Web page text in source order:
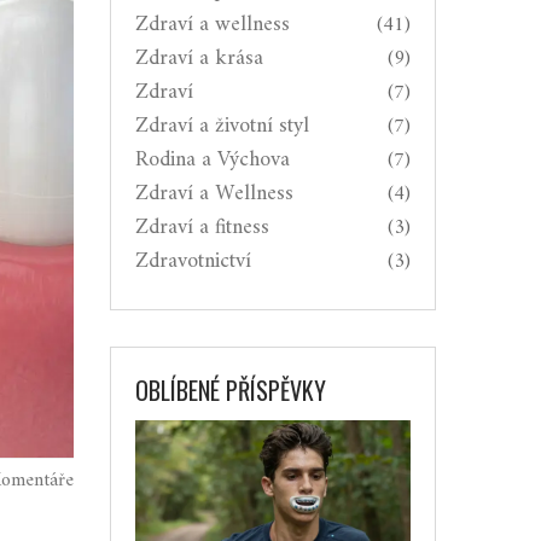
Zdraví a wellness (41)
Zdraví a krása (9)
Zdraví (7)
Zdraví a životní styl (7)
Rodina a Výchova (7)
Zdraví a Wellness (4)
Zdraví a fitness (3)
Zdravotnictví (3)
OBLÍBENÉ PŘÍSPĚVKY